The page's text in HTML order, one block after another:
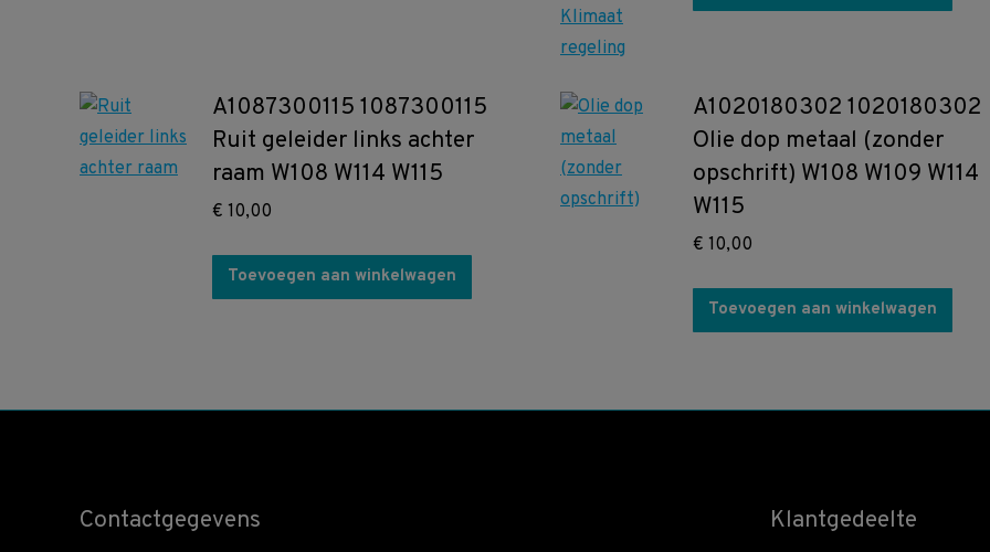
A1087300115 1087300115
Ruit geleider links achter
raam W108 W114 W115
€ 10,00
Toevoegen aan winkelwagen
A1020180302 1020180302
Olie dop metaal (zonder
opschrift) W108 W109 W114
W115
€ 10,00
Toevoegen aan winkelwagen
Contactgegevens Klantgedeelte